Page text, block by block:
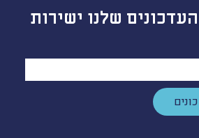
שלנו ישירות